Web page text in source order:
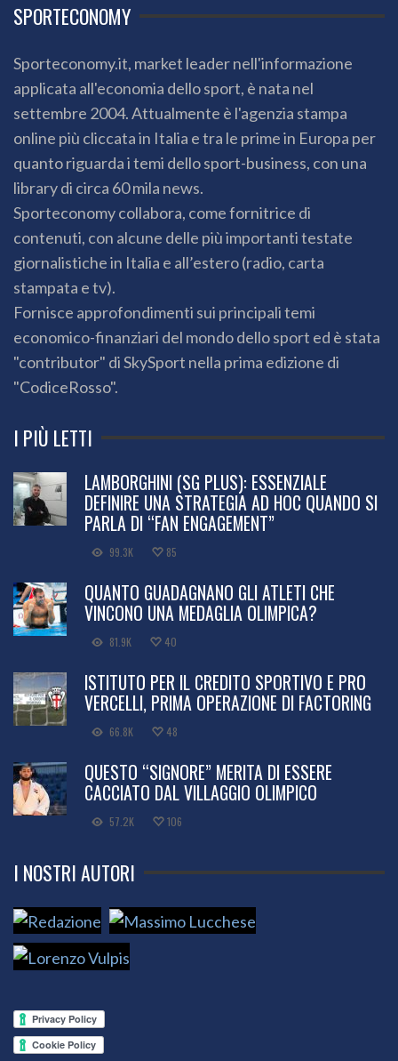
SPORTECONOMY
Sporteconomy.it, market leader nell'informazione
applicata all'economia dello sport, è nata nel
settembre 2004. Attualmente è l'agenzia stampa
online più cliccata in Italia e tra le prime in Europa per
quanto riguarda i temi dello sport-business, con una
library di circa 60 mila news.
Sporteconomy collabora, come fornitrice di
contenuti, con alcune delle più importanti testate
giornalistiche in Italia e all’estero (radio, carta
stampata e tv).
Fornisce approfondimenti sui principali temi
economico-finanziari del mondo dello sport ed è stata
"contributor" di SkySport nella prima edizione di
"CodiceRosso".
I PIÙ LETTI
LAMBORGHINI (SG PLUS): ESSENZIALE
DEFINIRE UNA STRATEGIA AD HOC QUANDO SI
PARLA DI “FAN ENGAGEMENT”
99.3K 85
QUANTO GUADAGNANO GLI ATLETI CHE
VINCONO UNA MEDAGLIA OLIMPICA?
81.9K 40
ISTITUTO PER IL CREDITO SPORTIVO E PRO
VERCELLI, PRIMA OPERAZIONE DI FACTORING
66.8K 48
QUESTO “SIGNORE” MERITA DI ESSERE
CACCIATO DAL VILLAGGIO OLIMPICO
57.2K 106
I NOSTRI AUTORI